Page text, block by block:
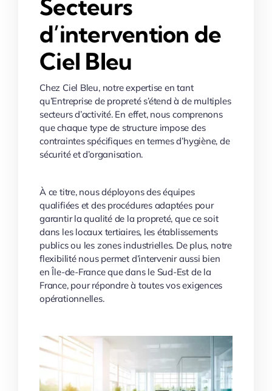
Secteurs
d’intervention de
Ciel Bleu
Chez Ciel Bleu, notre expertise en tant
qu’Entreprise de propreté s’étend à de multiples
secteurs d’activité. En effet, nous comprenons
que chaque type de structure impose des
contraintes spécifiques en termes d’hygiène, de
sécurité et d’organisation.
À ce titre, nous déployons des équipes
qualifiées et des procédures adaptées pour
garantir la qualité de la propreté, que ce soit
dans les locaux tertiaires, les établissements
publics ou les zones industrielles. De plus, notre
flexibilité nous permet d’intervenir aussi bien
en Île-de-France que dans le Sud-Est de la
France, pour répondre à toutes vos exigences
opérationnelles.